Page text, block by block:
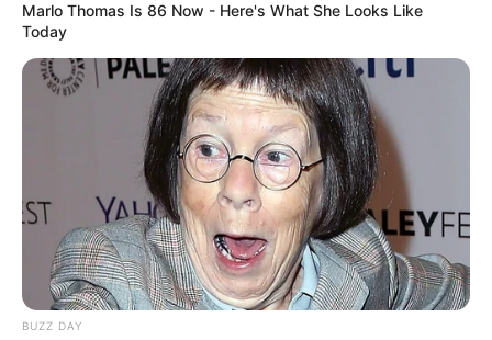
Marlo Thomas Is 86 Now - Here's What She Looks Like
Today
BUZZ DAY